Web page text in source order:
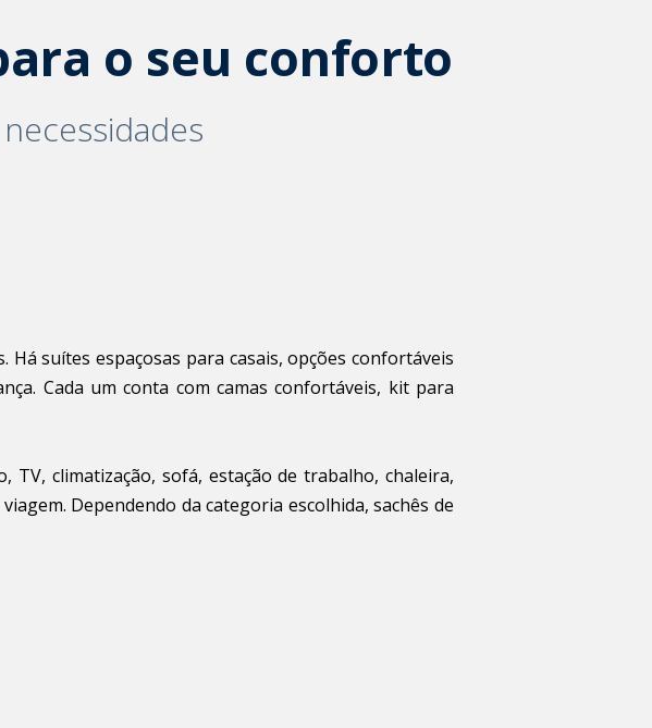
o seu conforto
suítes espaçosas para casais, opções confortáveis
Cada um conta com camas confortáveis, kit para
TV, climatização, sofá, estação de trabalho, chaleira,
Dependendo da categoria escolhida, sachês de